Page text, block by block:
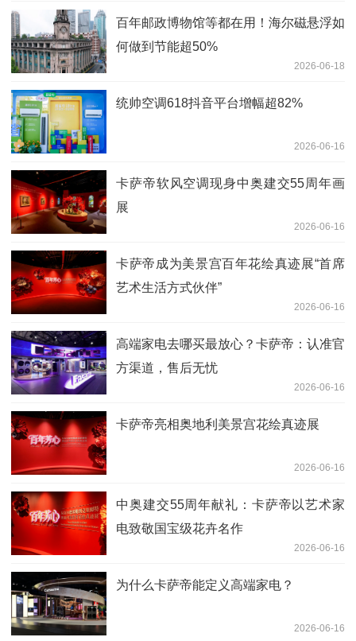
百年邮政博物馆等都在用！海尔磁悬浮如
何做到节能超50%
2026-06-18
统帅空调618抖音平台增幅超82%
2026-06-16
卡萨帝软风空调现身中奥建交55周年画
展
2026-06-16
卡萨帝成为美景宫百年花绘真迹展“首席
艺术生活方式伙伴”
2026-06-16
高端家电去哪买最放心？卡萨帝：认准官
方渠道，售后无忧
2026-06-16
卡萨帝亮相奥地利美景宫花绘真迹展
2026-06-16
中奥建交55周年献礼：卡萨帝以艺术家
电致敬国宝级花卉名作
2026-06-16
为什么卡萨帝能定义高端家电？
2026-06-16